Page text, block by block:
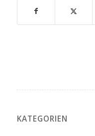
KATEGORIEN